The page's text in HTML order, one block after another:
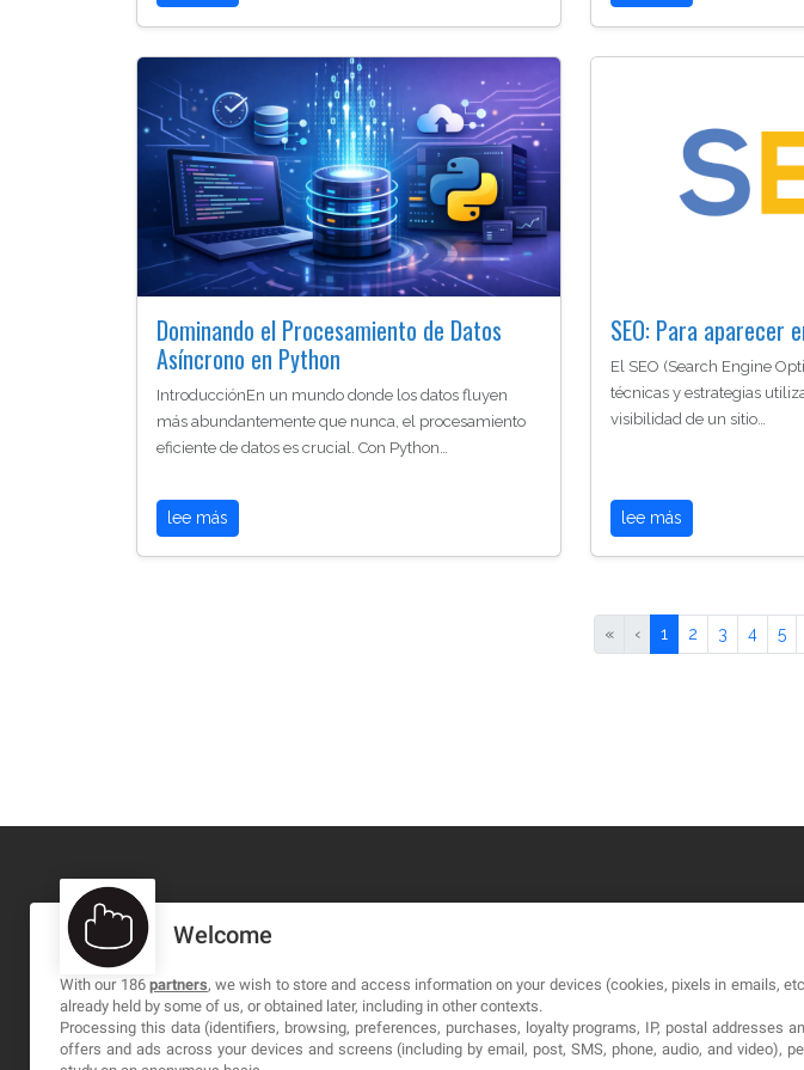
Dominando el Procesamiento de Datos
Asíncrono en Python
IntroducciónEn un mundo donde los datos fluyen
más abundantemente que nunca, el procesamiento
eficiente de datos es crucial. Con Python…
lee más
SEO: Para aparecer
El SEO (Search Engine
técnicas y estrategias
visibilidad de un sitio…
lee más
« ‹ 1 2 3 4 5
MA-NO WEB DESIGN AND DEVELOPMENT S.L.
C/ Nuredduna 22, 1-3, 07006
Palma de Mallorca, Baleares
Blog
Welcome
With our 186 partners, we wish to store and access information on your devices (cookies, pixels in emails,
already held by some of us, or obtained later, including in other contexts.
Processing this data (identifiers, browsing, preferences, purchases, loyalty programs, IP, postal
offers and ads across your devices and screens (including by email, post, SMS, phone, audio, and video),